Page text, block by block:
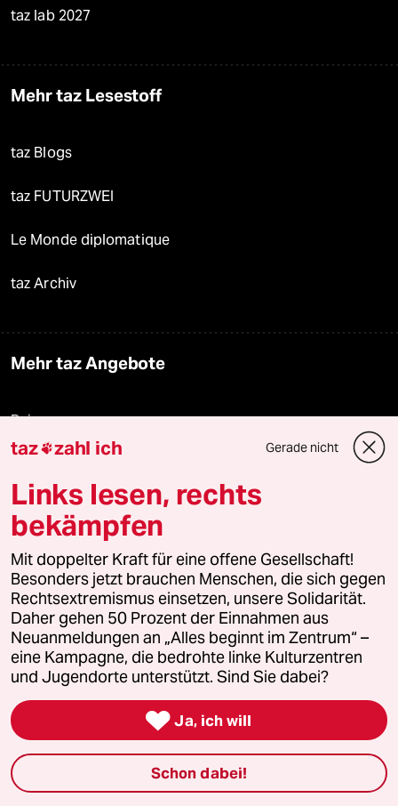
taz lab 2027
Mehr taz Lesestoff
taz Blogs
taz FUTURZWEI
Le Monde diplomatique
taz Archiv
Mehr taz Angebote
Reisen
Shop
Anzeigen
Fragen & Hilfe
Feedback
Aboservice
ePaper Login
taz zahl ich Gerade nicht
Links lesen, rechts
bekämpfen
Mit doppelter Kraft für eine offene Gesellschaft!
Besonders jetzt brauchen Menschen, die sich gegen
Rechtsextremismus einsetzen, unsere Solidarität.
Daher gehen 50 Prozent der Einnahmen aus
Neuanmeldungen an „Alles beginnt im Zentrum“ –
eine Kampagne, die bedrohte linke Kulturzentren
und Jugendorte unterstützt. Sind Sie dabei?
 Ja, ich will
Schon dabei!